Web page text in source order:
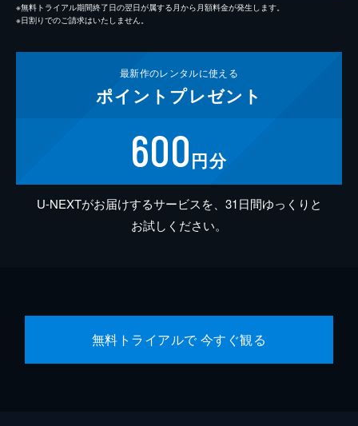
※無料トライアル期間終了日の翌日が属する月から月額料金が発生します。
※日割りでのご請求はいたしません。
最新作のレンタルに使える
ポイント プレゼント
600円分
U-NEXTがお届けするサービスを、31日間ゆっくりと
お試しください。
無料トライアルで 今すぐ観る